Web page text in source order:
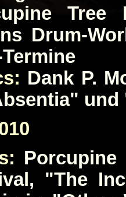
Tree
Drum-
Dank P.
"The